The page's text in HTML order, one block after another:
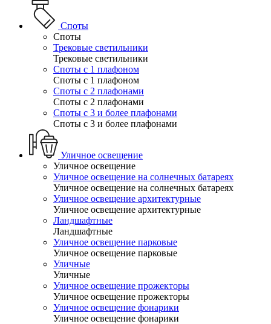
Споты
Споты
Трековые светильники
Трековые светильники
Споты с 1 плафоном
Споты с 1 плафоном
Споты с 2 плафонами
Споты с 2 плафонами
Споты с 3 и более плафонами
Споты с 3 и более плафонами
Уличное освещение
Уличное освещение
Уличное освещение на солнечных батареях
Уличное освещение на солнечных батареях
Уличное освещение архитектурные
Уличное освещение архитектурные
Ландшафтные
Ландшафтные
Уличное освещение парковые
Уличное освещение парковые
Уличные
Уличные
Уличное освещение прожекторы
Уличное освещение прожекторы
Уличное освещение фонарики
Уличное освещение фонарики